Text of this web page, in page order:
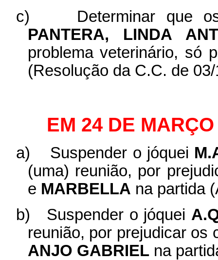
c)
Determinar que
PANTERA, LINDA
problema veterinário, só
(Resolução da C.C. de
EM 24 DE
a) Suspender o jóquei
(uma) reunião, por
e MARBELLA na partida
b)
Suspender o jóquei
reunião, por prejudicar os
ANJO GABRIELna